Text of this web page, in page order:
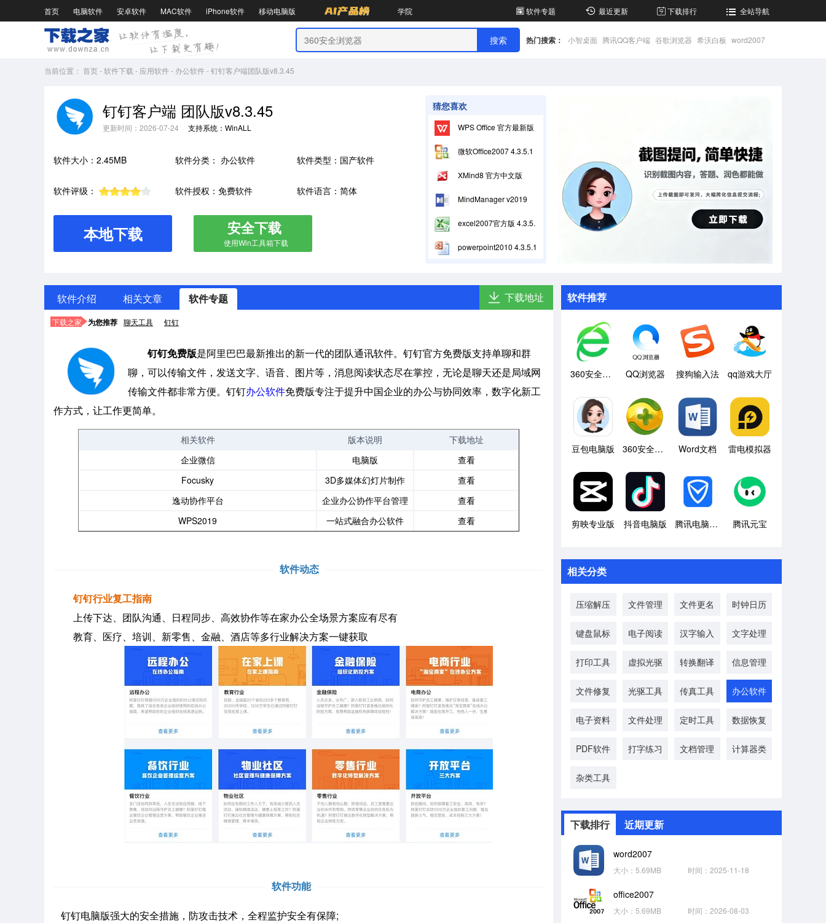
首页 电脑软件 安卓软件 MAC软件 iPhone软件 移动电脑版 学院 软件专题 最近更新 下载排行 全站导航
热门搜索： 小智桌面 腾讯QQ客户端 谷歌浏览器 希沃白板 word2007
当前位置： 首页-软件下载 - 应用软件- 办公软件-钉钉客户端团队版v8.3.45
钉钉客户端 团队版v8.3.45
更新时间：2026-07-24 支持系统：WinALL
软件大小：2.45MB 软件分类： 办公软件 软件类型：国产软件
软件评级： 软件授权：免费软件 软件语言：简体
本地下载 安全下载
使用Win工具箱下载
猜您喜欢
WPS Office 官方最新版12.1.0.28043
微软Office2007 4.3.5.10
XMind8 官方中文版
MindManager v2019
excel2007官方版 4.3.5.10
powerpoint2010 4.3.5.10
软件介绍 相关文章 软件专题 下载地址
下载之家 为您推荐 聊天工具 钉钉
钉钉免费版是阿里巴巴最新推出的新一代的团队通讯软件。钉钉官方免费版支持单聊和群
聊，可以传输文件，发送文字、语音、图片等，消息阅读状态尽在掌控，无论是聊天还是局域网
传输文件都非常方便。钉钉办公软件免费版专注于提升中国企业的办公与协同效率，数字化新工
作方式，让工作更简单。
相关软件 版本说明
下载地址
企业微信
电脑版
查看
Focusky
3D多媒体幻灯片制作
查看
逸动协作平台
企业办公协作平台管理
查看
WPS2019
一站式融合办公软件 查看
软件动态
钉钉行业复工指南
上传下达、团队沟通、日程同步、高效协作等在家办公全场景方案应有尽有
教育、医疗、培训、新零售、金融、酒店等多行业解决方案一键获取
软件功能
钉钉电脑版强大的安全措施，防攻击技术，全程监护安全有保障;
软件推荐
360安全浏览器 QQ浏览器 搜狗输入法 qq游戏大厅
豆包电脑版 360安全卫士 Word文档 雷电模拟器
剪映专业版 抖音电脑版 腾讯电脑管家 腾讯元宝
相关分类
压缩解压 文件管理 文件更名 时钟日历
键盘鼠标 电子阅读 汉字输入 文字处理
打印工具 虚拟光驱 转换翻译 信息管理
文件修复 光驱工具 传真工具 办公软件
电子资料 文件处理 定时工具 数据恢复
PDF软件 打字练习 文档管理 计算器类
杂类工具
下载排行 近期更新
word2007
大小：5.69MB 时间：2025-11-18
office2007
大小：5.69MB 时间：2026-08-03